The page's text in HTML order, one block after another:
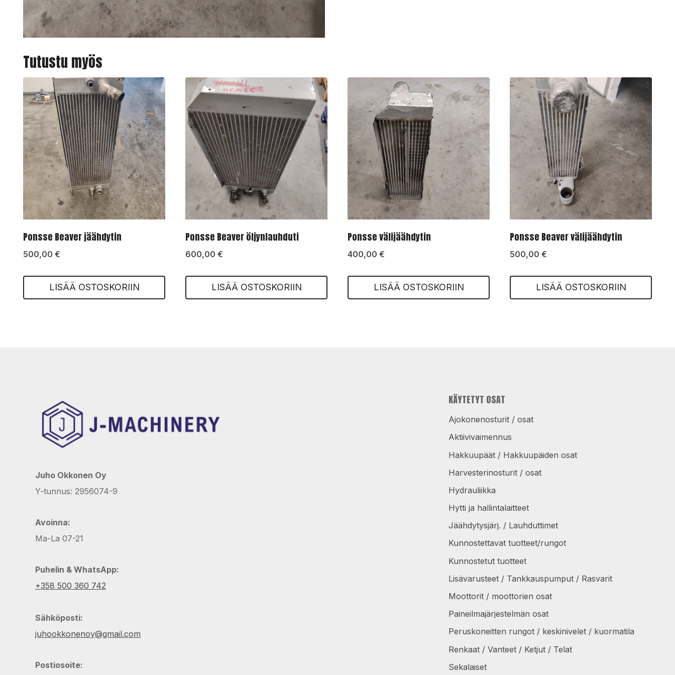
Tutustu myös
Ponsse Beaver jäähdytin
500,00 €
LISÄÄ OSTOSKORIIN
Ponsse Beaver öljynlauhduti
600,00 €
LISÄÄ OSTOSKORIIN
Ponsse välijäähdytin
400,00 €
LISÄÄ OSTOSKORIIN
Ponsse Beaver välijäähdytin
500,00 €
LISÄÄ OSTOSKORIIN
Juho Okkonen Oy
Y-tunnus: 2956074-9
Avoinna:
Ma-La 07-21
Puhelin & WhatsApp:
+358 500 360 742
Sähköposti:
juhookkonenoy@gmail.com
Postiosoite:
KÄYTETYT OSAT
Ajokonenosturit / osat
Aktiivivaimennus
Hakkuupäät / Hakkuupäiden osat
Harvesterinosturit / osat
Hydrauliikka
Hytti ja hallintalaitteet
Jäähdytysjärj. / Lauhduttimet
Kunnostettavat tuotteet/rungot
Kunnostetut tuotteet
Lisävarusteet / Tankkauspumput / Rasvarit
Moottorit / moottorien osat
Paineilmajärjestelmän osat
Peruskoneitten rungot / keskinivelet / kuormatila
Renkaat / Vanteet / Ketjut / Telat
Sekalaiset